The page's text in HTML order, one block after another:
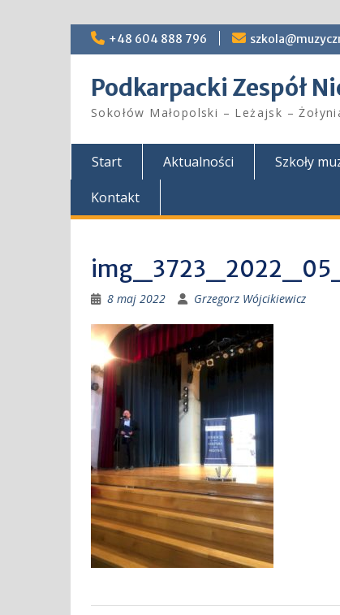
Skip
+48 604 888 796
Podkarpacki Zespół
Sokołów Małopolski – Leżajsk –
Start Aktualności Szkoły
Kontakt
8 maj 2022 Grzegorz Wójcikiewicz